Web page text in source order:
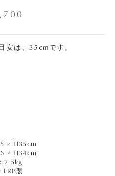
安は、35cmです。
× H35cm
× H34cm
2.5kg
FRP製